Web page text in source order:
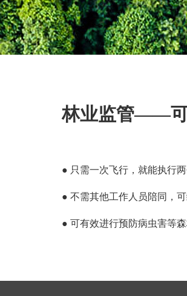
林业监管——可
● 只需一次飞行，就能执行
● 不需其他工作人员陪同，
● 可有效进行预防病虫害等